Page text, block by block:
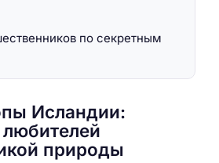
Исландии:
природы
по секретным